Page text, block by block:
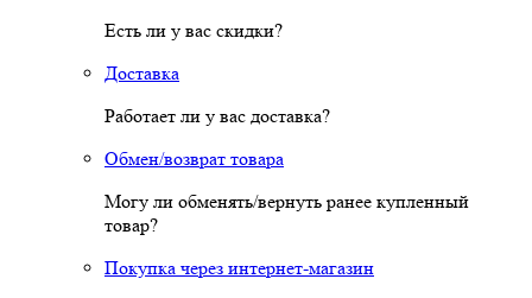
Есть ли у вас скидки?
Доставка
Работает ли у вас доставка?
Обмен/возврат товара
Могу ли обменять/вернуть ранее купленный
товар?
Покупка через интернет-магазин